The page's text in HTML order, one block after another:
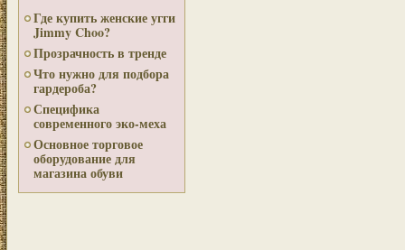
Где купить женские угги
Jimmy Choo?
Прозрачность в тренде
Что нужно для подбора
гардероба?
Специфика
современного эко-меха
Основное торговое
оборудование для
магазина обуви